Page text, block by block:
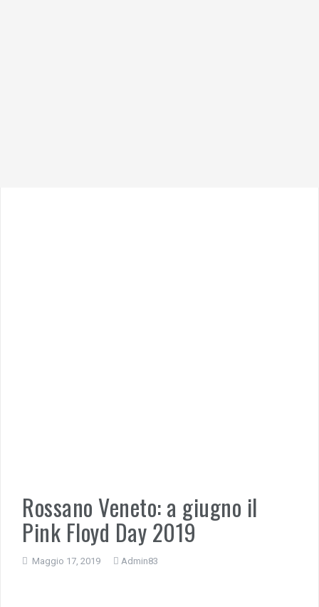
Rossano Veneto: a giugno il
Pink Floyd Day 2019
Maggio 17, 2019 Admin83